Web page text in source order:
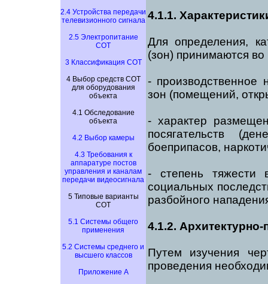
2.4 Устройства передачи
телевизионного сигнала
2.5 Электропитание
СОТ
3 Классификация СОТ
4 Выбор средств СОТ
для оборудования
объекта
4.1 Обследование
объекта
4.2 Выбор камеры
4.3 Требования к
аппаратуре постов
управления и каналам
передачи видеосигнала
5 Типовые варианты
СОТ
5.1 Системы общего
применения
5.2 Системы среднего и
высшего классов
Приложение А
4.1.1.
Для определения,
(зон) принимаются
- производственное
зон (помещений,
- характер
посягательств
боеприпасов,
- степень тяжести
социальных
разбойного
4.1.2.
Путем изучения
проведения